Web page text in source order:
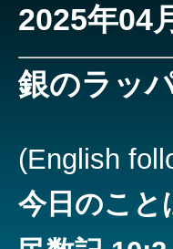
2025年04
銀のラッ
(English
今日のこと